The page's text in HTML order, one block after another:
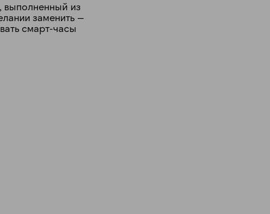
выполненный из
заменить —
смарт-часы